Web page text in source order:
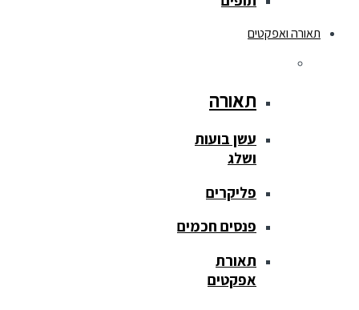
תאורה ואפקטים
תאורה
עשן בועות
ושלג
פליקרים
פנסים חכמים
תאורת
אפקטים